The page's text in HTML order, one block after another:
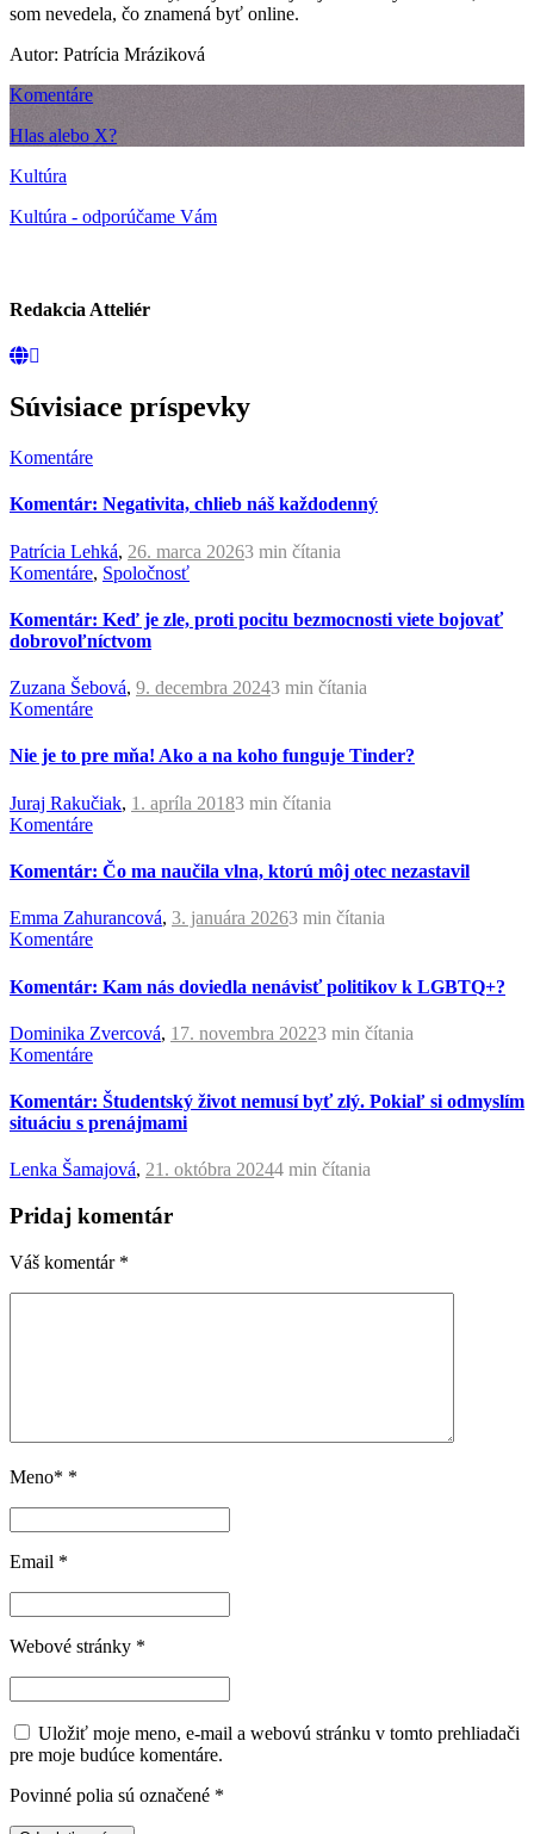
som nevedela, čo znamená byť online.
Autor: Patrícia Mráziková
Komentáre
Hlas alebo X?
Kultúra
Kultúra - odporúčame Vám
Redakcia Atteliér
Súvisiace príspevky
Komentáre
Komentár: Negativita, chlieb náš každodenný
Patrícia Lehká, 26. marca 20263 min čítania
Komentáre, Spoločnosť
Komentár: Keď je zle, proti pocitu bezmocnosti viete bojovať
dobrovoľníctvom
Zuzana Šebová, 9. decembra 20243 min čítania
Komentáre
Nie je to pre mňa! Ako a na koho funguje Tinder?
Juraj Rakučiak, 1. apríla 20183 min čítania
Komentáre
Komentár: Čo ma naučila vlna, ktorú môj otec nezastavil
Emma Zahurancová, 3. januára 20263 min čítania
Komentáre
Komentár: Kam nás doviedla nenávisť politikov k LGBTQ+?
Dominika Zvercová, 17. novembra 20223 min čítania
Komentáre
Komentár: Študentský život nemusí byť zlý. Pokiaľ si odmyslím
situáciu s prenájmami
Lenka Šamajová, 21. októbra 20244 min čítania
Pridaj komentár
Váš komentár *
Meno* *
Email *
Webové stránky *
Uložiť moje meno, e-mail a webovú stránku v tomto prehliadači
pre moje budúce komentáre.
Povinné polia sú označené *